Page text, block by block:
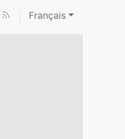
Français